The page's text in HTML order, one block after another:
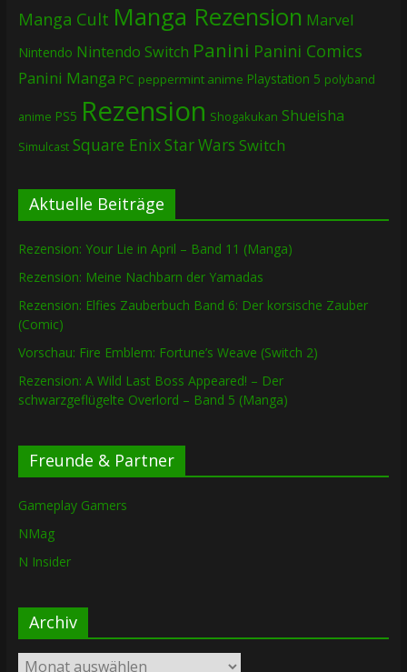
Manga Cult Manga Rezension Marvel
Nintendo Nintendo Switch Panini Panini Comics
Panini Manga PC peppermint anime Playstation 5 polyband
anime PS5 Rezension Shogakukan Shueisha
Simulcast Square EnixStar Wars Switch
Aktuelle Beiträge
Rezension: Your Lie in April – Band 11 (Manga)
Rezension: Meine Nachbarn der Yamadas
Rezension: Elfies Zauberbuch Band 6: Der korsische Zauber
(Comic)
Vorschau: Fire Emblem: Fortune’s Weave (Switch 2)
Rezension: A Wild Last Boss Appeared! – Der
schwarzgeflügelte Overlord – Band 5 (Manga)
Freunde & Partner
Gameplay Gamers
NMag
N Insider
Archiv
Archiv